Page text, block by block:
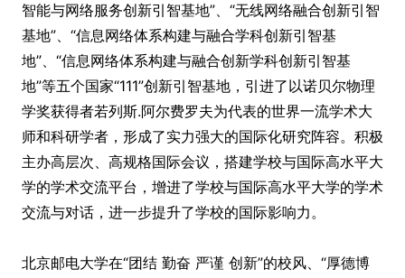
智能与网络服务创新引智基地”、“无线网络融合创新引智
基地”、“信息网络体系构建与融合学科创新引智基
地”、“信息网络体系构建与融合创新学科创新引智基
地”等五个国家“111”创新引智基地，引进了以诺贝尔物理
学奖获得者若列斯.阿尔费罗夫为代表的世界一流学术大
师和科研学者，形成了实力强大的国际化研究阵容。积极
主办高层次、高规格国际会议，搭建学校与国际高水平大
学的学术交流平台，增进了学校与国际高水平大学的学术
交流与对话，进一步提升了学校的国际影响力。
北京邮电大学在“团结 勤奋 严谨 创新”的校风、“厚德博